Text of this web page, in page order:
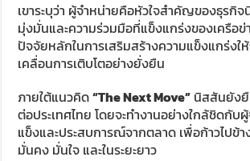
เขาระบุว่า ผู้จำหน่ายคือหัวใจสำคัญของธุรกิ
มุ่งมั่นและความร่วมมือที่แข็งแกร่งของเครือข่
ปัจจัยหลักในการเสริมสร้างความแข็งแกร่ง
เคลื่อนการเติบโตอย่างยั่งยืน
ภายใต้แนวคิด“The Next Move” นิสสันยัง
ต่อประเทศไทย โดยจะทำงานอย่างใกล้ชิดกับ
แข็งและประสบการณ์จากตลาด เพื่อก้าวไปข้
มั่นคง มั่นใจ และในระยะยาว